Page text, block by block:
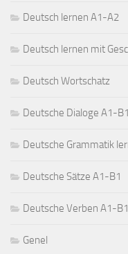
Deutsch lernen A1-A2
Deutsch lernen mit
Deutsch Wortschatz
Deutsche Dialoge A1-B1
Deutsche Grammatik
Deutsche Sätze A1-B1
Deutsche Verben A1-B1
Genel